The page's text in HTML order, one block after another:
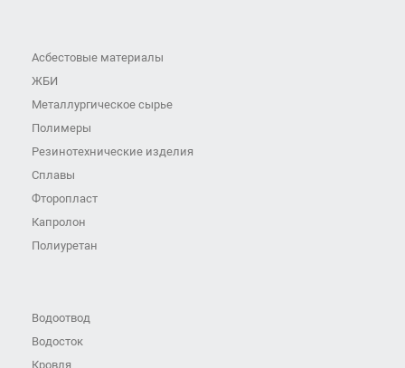
Асбестовые материалы
ЖБИ
Металлургическое сырье
Полимеры
Резинотехнические изделия
Сплавы
Фторопласт
Капролон
Полиуретан
Водоотвод
Водосток
Кровля